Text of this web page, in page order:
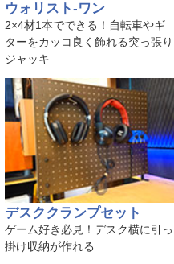
ウォリスト-ワン
2×4材1本でできる！自転車やギ
ターをカッコ良く飾れる突っ張り
ジャッキ
デスククランプセット
ゲーム好き必見！デスク横に引っ
掛け収納が作れる